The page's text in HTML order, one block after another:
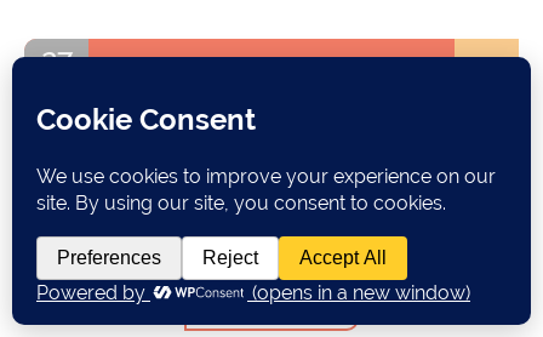
27
x-are-welcome x makes y go xanax xoxo
LinkedIn
Facebook
EmailPartager
Lire plus